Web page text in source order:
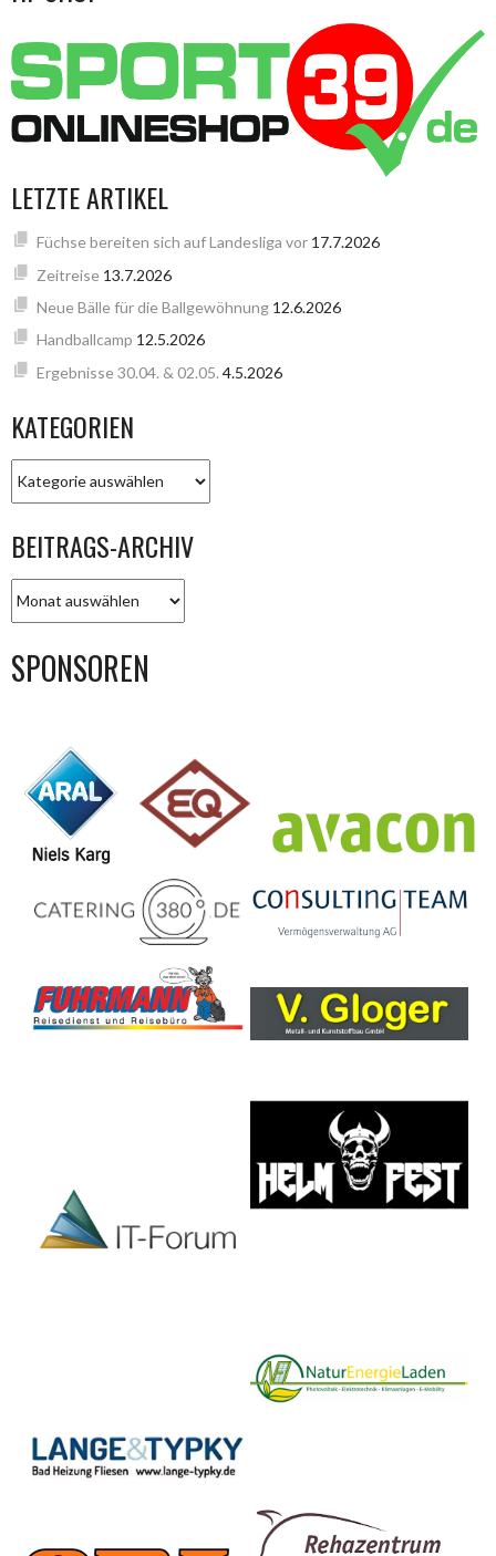
LETZTE ARTIKEL
Füchse bereiten sich auf Landesliga vor 17.7.2026
Zeitreise 13.7.2026
Neue Bälle für die Ballgewöhnung 12.6.2026
Handballcamp 12.5.2026
Ergebnisse 30.04. & 02.05. 4.5.2026
KATEGORIEN
BEITRAGS-ARCHIV
ARCHIV
SPONSOREN